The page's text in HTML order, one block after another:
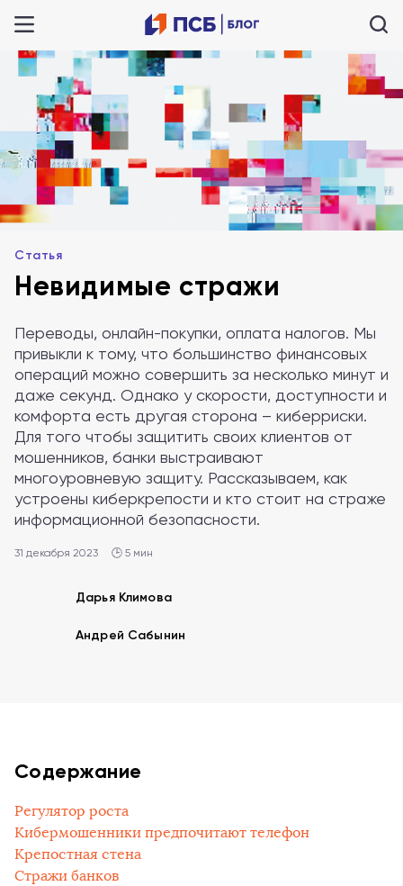
Статья
Невидимые стражи
Переводы, онлайн-покупки, оплата налогов. Мы
привыкли к тому, что большинство финансовых
операций можно совершить за несколько минут и
даже секунд. Однако у скорости, доступности и
комфорта есть другая сторона – киберриски.
Для того чтобы защитить своих клиентов от
мошенников, банки выстраивают
многоуровневую защиту. Рассказываем, как
устроены киберкрепости и кто стоит на страже
информационной безопасности.
31 декабря 2023 🕒 5 мин
Дарья Климова
Андрей Сабынин
Содержание
Регулятор роста
Кибермошенники предпочитают телефон
Крепостная стена
Стражи банков